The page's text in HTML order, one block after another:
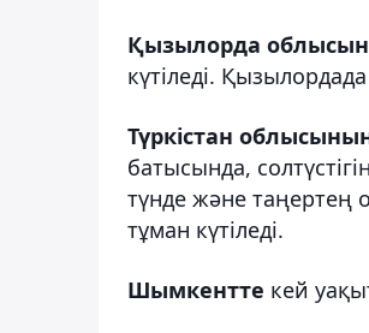
Қызылорда
күтіледі.
Түркістан
батысында,
түнде және таңертең
тұман күтіледі.
Шымкентте кей